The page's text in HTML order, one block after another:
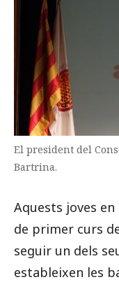
El president del
Bartrina.
Aquests joves
de primer curs
seguir un dels
estableixen les